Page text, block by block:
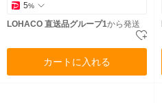
5%
LOHACO 直送品グループ1から発送
カートに入れる